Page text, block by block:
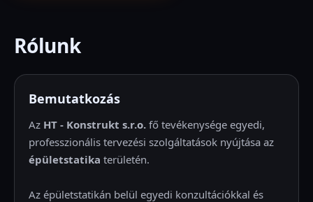
Rólunk
Bemutatkozás
Az HT - Konstrukt s.r.o. fő tevékenysége egyedi,
professzionális tervezési szolgáltatások nyújtása az
épületstatika területén.
Az épületstatikán belül egyedi konzultációkkal és